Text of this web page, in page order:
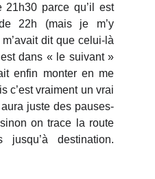
parce qu’il est
22h (mais je m’y
dit que celui-là
dans « le suivant »
enfin monter en me
c’est vraiment un vrai
juste des pauses-
on trace la route
destination.